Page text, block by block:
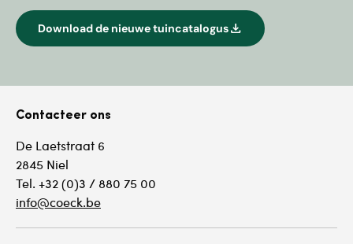
Download de nieuwe tuincatalogusdownload
Contacteer ons
De Laetstraat 6
2845 Niel
Tel. +32 (0)3 / 880 75 00
info@coeck.be